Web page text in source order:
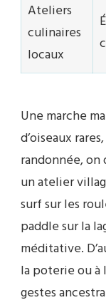
Ateliers
culinaires
locaux
Une marche
d’oiseaux
randonnée, on
un atelier
surf sur les
paddle sur la
méditative.
la poterie ou à
gestes